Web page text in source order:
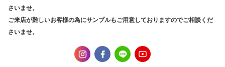
さいませ。
ご来店が難しいお客様の為にサンプルもご用意しておりますのでご相談くだ
さいませ。